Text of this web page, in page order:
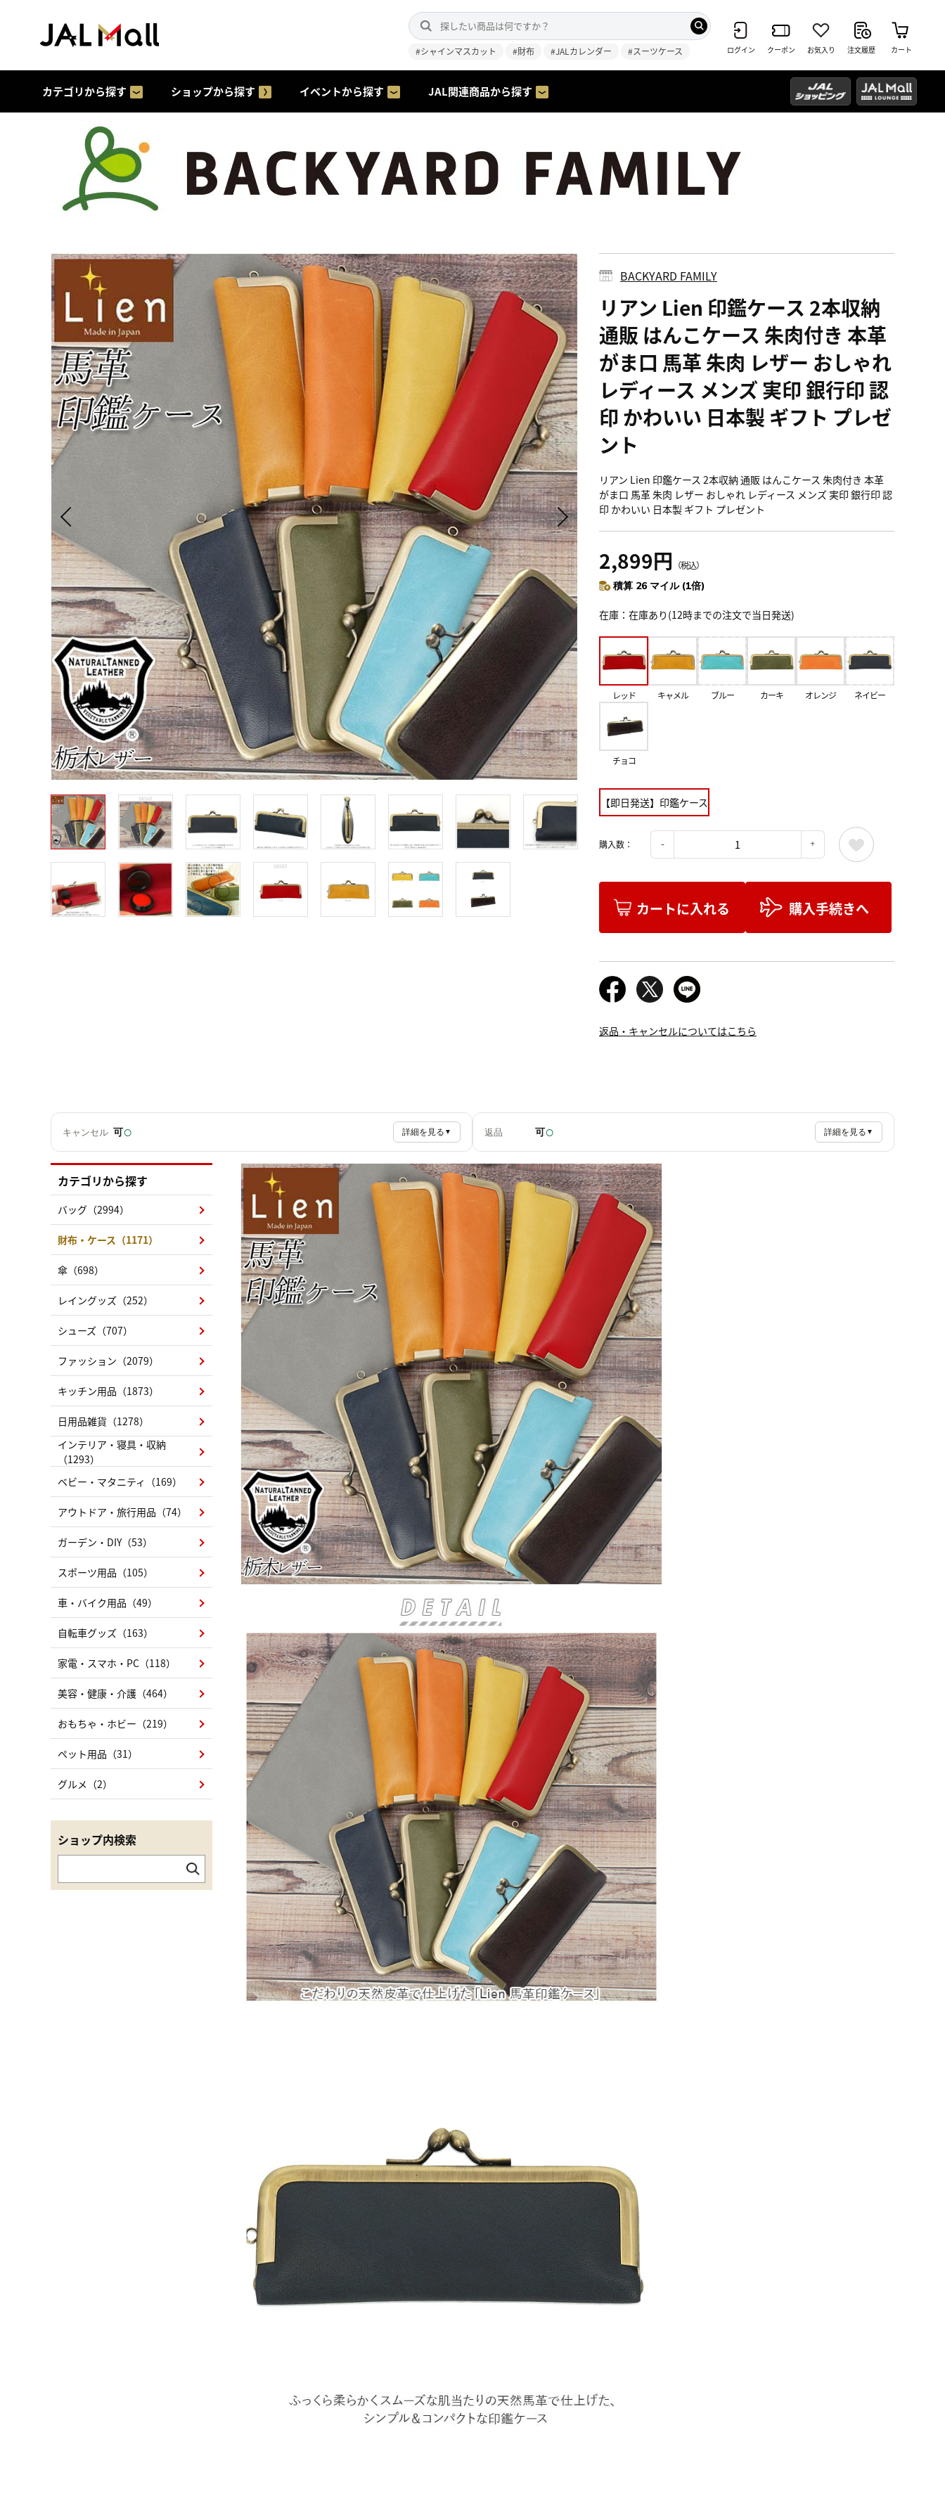
#シャインマスカット #財布 #JALカレンダー #スーツケース ログイン クーポン お気入り 注文履歴 カート
カテゴリから探す ショップから探す イベントから探す JAL関連商品から探す
BACKYARD FAMILY
リアン Lien 印鑑ケース 2本収納
通販 はんこケース 朱肉付き 本革
がま口 馬革 朱肉 レザー おしゃれ
レディース メンズ 実印 銀行印 認
印 かわいい 日本製 ギフト プレゼ
ント
リアン Lien 印鑑ケース 2本収納 通販 はんこケース 朱肉付き 本革
がま口 馬革 朱肉 レザー おしゃれ レディース メンズ 実印 銀行印 認
印 かわいい 日本製 ギフト プレゼント
2,899円 （税込）
積算 26 マイル (1倍)
在庫 在庫あり(12時までの注文で当日発送)
レッド キャメル ブルー カーキ オレンジ ネイビー
チョコ
【即日発送】印鑑ケース
購入数：
カートに入れる 購入手続きへ
返品・キャンセルについてはこちら
キャンセル 可○ 詳細を見る ▼ 返品 可○ 詳細を見る ▼
カテゴリから探す
バッグ（2994）
財布・ケース（1171）
傘（698）
レイングッズ（252）
シューズ（707）
ファッション（2079）
キッチン用品（1873）
日用品雑貨（1278）
インテリア・寝具・収納
（1293）
ベビー・マタニティ（169）
アウトドア・旅行用品（74）
ガーデン・DIY（53）
スポーツ用品（105）
車・バイク用品（49）
自転車グッズ（163）
家電・スマホ・PC（118）
美容・健康・介護（464）
おもちゃ・ホビー（219）
ペット用品（31）
グルメ（2）
ショップ内検索